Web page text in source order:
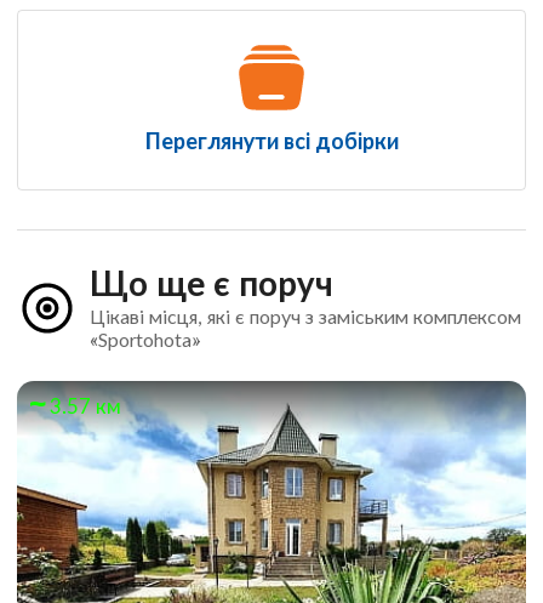
Переглянути всі добірки
Що ще є поруч
Цікаві місця, які є поруч з заміським комплексом
«Sportohota»
3.57 км